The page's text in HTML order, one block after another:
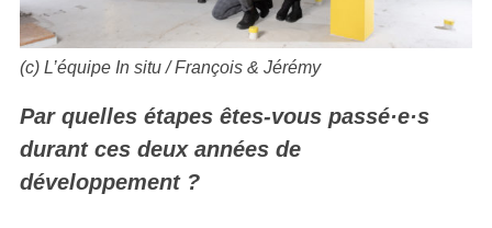
(c) L’équipe In situ/ François & Jérémy
Par quelles étapes êtes-vous passé·e·s
durant ces deux années de
développement ?